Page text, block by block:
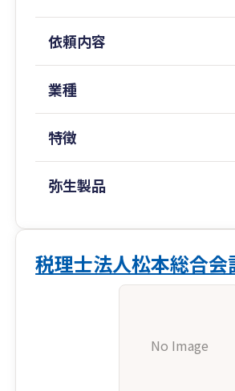
依頼内容
業種
特徴
弥生製品
税理士法人松本総合会
No Image